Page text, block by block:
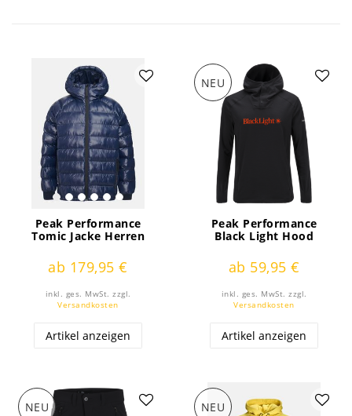
Peak Performance
Tomic Jacke Herren
ab 179,95 €
inkl. ges. MwSt. zzgl.
Versandkosten
Artikel anzeigen
NEU
Peak Performance
Black Light Hood
ab 59,95 €
inkl. ges. MwSt. zzgl.
Versandkosten
Artikel anzeigen
NEU NEU